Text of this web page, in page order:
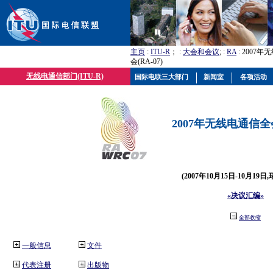
主页 : ITU-R ； : 大会和会议; : RA: 2007年
会(RA-07)
无线电通信部门(ITU-R)
2007年无线电通信
(2007年10月15日-10月19日,
«决议汇编»
全部收缩
一般信息
代表注册
文件
出版物
国际电联三大部门 新闻室 各项活动